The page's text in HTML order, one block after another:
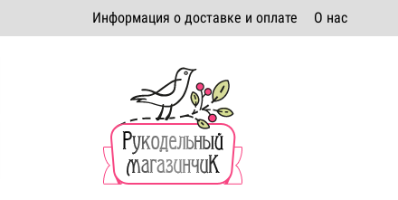
Информация о доставке и оплате О нас
Система скидок